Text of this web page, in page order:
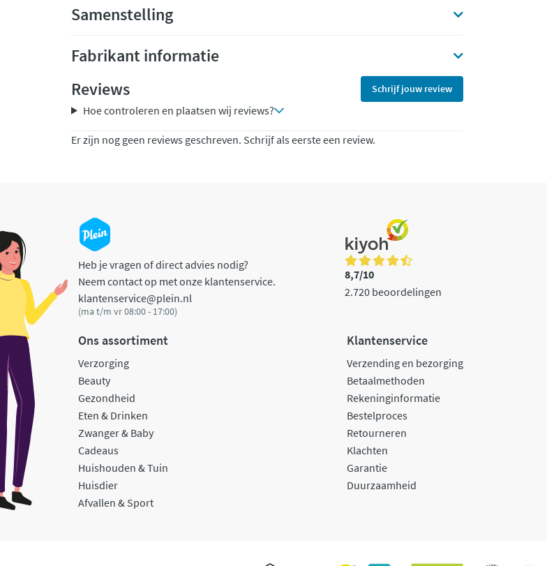
Samenstelling
Fabrikant informatie
Reviews
Schrijf jouw review
Hoe controleren en plaatsen wij reviews?
Er zijn nog geen reviews geschreven. Schrijf als eerste een review.
Heb je vragen of direct advies nodig?
Neem contact op met onze klantenservice.
klantenservice@plein.nl
(ma t/m vr 08:00 - 17:00)
8,7/10
2.720 beoordelingen
Ons assortiment
Verzorging
Beauty
Gezondheid
Eten & Drinken
Zwanger & Baby
Cadeaus
Huishouden & Tuin
Huisdier
Afvallen & Sport
Klantenservice
Verzending en bezorging
Betaalmethoden
Rekeninginformatie
Bestelproces
Retourneren
Klachten
Garantie
Duurzaamheid